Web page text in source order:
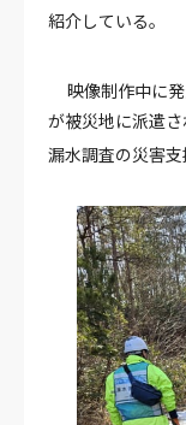
紹介している。
映像制作中に
が被災地に派遣さ
漏水調査の災害支